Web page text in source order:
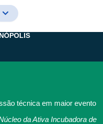
técnica em maior evento
da Ativa Incubadora de